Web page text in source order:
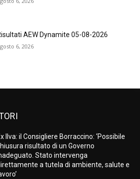
AEW Dynamite 05-08-2026
6, 2026
Ilva: il Consigliere Borraccino: ‘Possibile
risultato di un Governo
Stato intervenga
a tutela di ambiente, salute e